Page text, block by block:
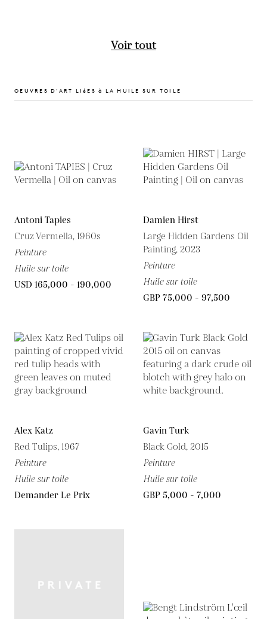
Voir tout
OEUVRES D’ART LIéES à LA HUILE SUR TOILE
Antoni Tapies
Cruz Vermella, 1960s
Peinture
Huile sur toile
USD 165,000 - 190,000
Damien Hirst
Large Hidden Gardens Oil
Painting, 2023
Peinture
Huile sur toile
GBP 75,000 - 97,500
Alex Katz
Red Tulips, 1967
Peinture
Huile sur toile
Demander Le Prix
Gavin Turk
Black Gold, 2015
Peinture
Huile sur toile
GBP 5,000 - 7,000